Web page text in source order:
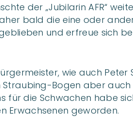
der „Jubilarin AFR“
bald die eine oder
und erfreue sich
wie auch
Bogen aber
für die Schwachen habe
Erwachsenen geworden.